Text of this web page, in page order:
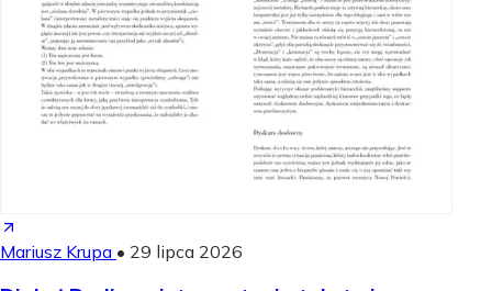
Mariusz Krupa • 29 lipca 2026